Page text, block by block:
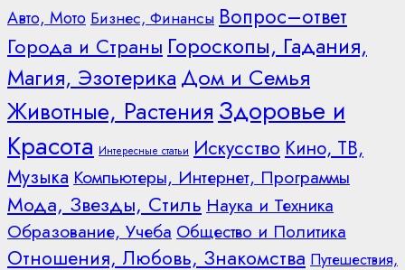
Авто, Мото Бизнес, Финансы Вопрос–ответ
Города и Страны Гороскопы, Гадания,
Магия, Эзотерика Дом и Семья
Животные, Растения Здоровье и
Красота Интересные статьи Искусство Кино, ТВ,
Музыка Компьютеры, Интернет, Программы
Мода, Звезды, Стиль Наука и Техника
Образование, Учеба Общество и Политика
Отношения, Любовь, Знакомства Путешествия,